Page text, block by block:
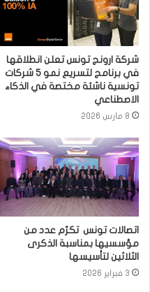
شركة ارونج تونس تعلن انطلاقها
في برنامج لتسريع نمو 5 شركات
تونسية ناشئة مختصة في الذكاء
الاصطناعي
8 مارس 2026
اتصالات تونس تكرّم عدد من
مؤسسيها بمناسبة الذكرى
الثلاثين لتأسيسها
3 فبراير 2026